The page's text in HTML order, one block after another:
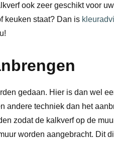
ook zeer geschikt voor
keuken staat? Dan is
gedaan. Hier is dan wel
andere techniek dan het
zodat de kalkverf op de
worden aangebracht. Dit